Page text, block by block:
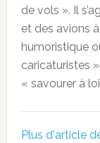
de vols ». Il
et des avions
humoristique
caricaturistes
« savourer à
Plus d'article